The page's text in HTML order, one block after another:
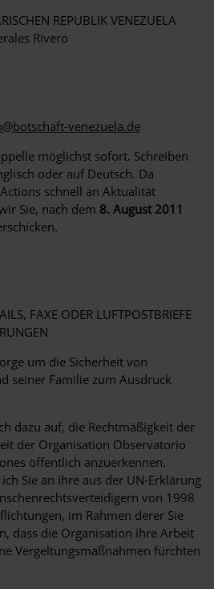
REPUBLIK VENEZUELA
Rivero
venezuela.de
möglichst sofort. Schreiben
oder auf Deutsch. Da
schnell an Aktualität
Sie, nach dem 8. August 2011
FAXE ODER LUFTPOSTBRIEFE
um die Sicherheit von
seiner Familie zum Ausdruck
dazu auf, die Rechtmäßigkeit der
der Organisation Observatorio
öffentlich anzuerkennen.
Sie an Ihre aus der UN-Erklärung
von 1998
im Rahmen derer Sie
dass die Organisation ihre Arbeit
Vergeltungsmaßnahmen fürchten